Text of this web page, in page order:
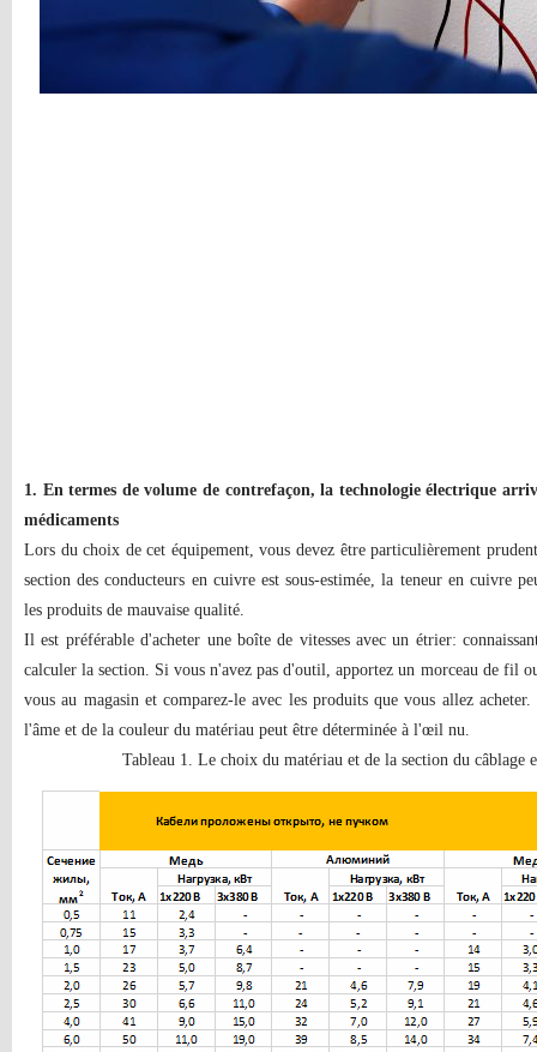
1. En termes de volume de contrefaçon, la technologie électrique
médicaments
Lors du choix de cet équipement, vous devez être particulièrement
section des conducteurs en cuivre est sous-estimée, la teneur en cuivre
les produits de mauvaise qualité.
Il est préférable d'acheter une boîte de vitesses avec un étrier:
calculer la section. Si vous n'avez pas d'outil, apportez un morceau de fil
vous au magasin et comparez-le avec les produits que vous allez
l'âme et de la couleur du matériau peut être déterminée à l'œil nu.
Tableau 1. Le choix du matériau et de la section du câblage